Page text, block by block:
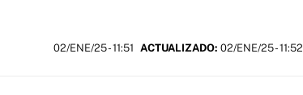
02/ENE/25- 11:51 ACTUALIZADO: 02/ENE/25 - 11:52